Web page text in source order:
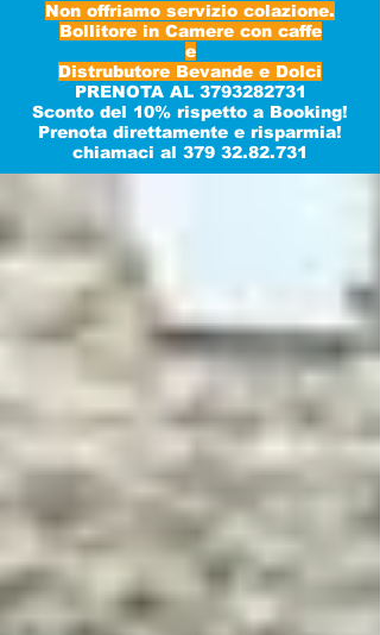
Non offriamo servizio colazione.
Bollitore in Camere con caffe
e
Distrubutore Bevande e Dolci
PRENOTA AL 3793282731
Sconto del 10% rispetto a Booking!
Prenota direttamente e risparmia!
chiamaci al 379 32.82.731